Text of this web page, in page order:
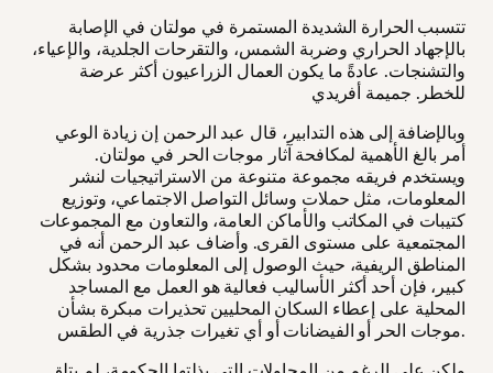
تتسبب الحرارة الشديدة المستمرة في مولتان في الإصابة
بالإجهاد الحراري وضربة الشمس، والتقرحات الجلدية، والإعياء،
والتشنجات. عادةً ما يكون العمال الزراعيون أكثر عرضة
للخطر. جميمة أفريدي
وبالإضافة إلى هذه التدابير، قال عبد الرحمن إن زيادة الوعي
أمر بالغ الأهمية لمكافحة آثار موجات الحر في مولتان.
ويستخدم فريقه مجموعة متنوعة من الاستراتيجيات لنشر
المعلومات، مثل حملات وسائل التواصل الاجتماعي، وتوزيع
كتيبات في المكاتب والأماكن العامة، والتعاون مع المجموعات
المجتمعية على مستوى القرى. وأضاف عبد الرحمن أنه في
المناطق الريفية، حيث الوصول إلى المعلومات محدود بشكل
كبير، فإن أحد أكثر الأساليب فعالية هو العمل مع المساجد
المحلية على إعطاء السكان المحليين تحذيرات مبكرة بشأن
موجات الحر أو الفيضانات أو أي تغيرات جذرية في الطقس.